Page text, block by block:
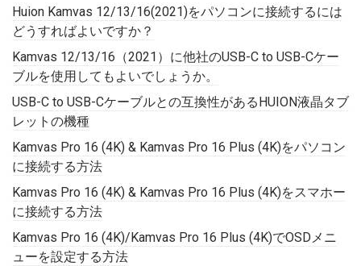
Huion Kamvas 12/13/16(2021)をパソコンに接続するには
どうすればよいですか？
Kamvas 12/13/16（2021）に他社のUSB-C to USB-Cケー
ブルを使用してもよいでしょうか。
USB-C to USB-Cケーブルとの互換性があるHUION液晶タブ
レットの機種
Kamvas Pro 16 (4K) & Kamvas Pro 16 Plus (4K)をパソコン
に接続する方法
Kamvas Pro 16 (4K) & Kamvas Pro 16 Plus (4K)をスマホー
に接続する方法
Kamvas Pro 16 (4K)/Kamvas Pro 16 Plus (4K)でOSDメニ
ューを設定する方法